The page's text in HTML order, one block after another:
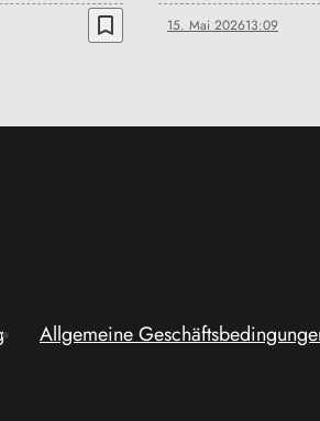
bookmark_border 15. Mai 202613:09
Allgemeine